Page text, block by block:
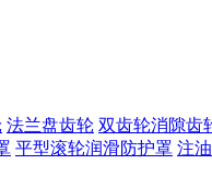
法兰盘齿轮 双齿轮消隙齿
平型滚轮润滑防护罩 注